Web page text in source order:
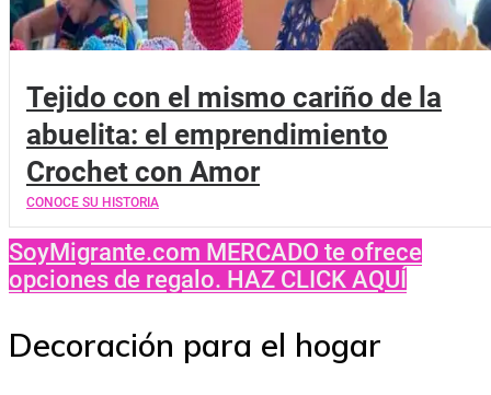
Tejido con el mismo cariño de la
abuelita: el emprendimiento
Crochet con Amor
CONOCE SU HISTORIA
SoyMigrante.com MERCADO te ofrece
opciones de regalo. HAZ CLICK AQUÍ
Decoración para el hogar